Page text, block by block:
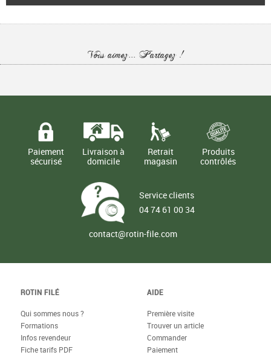
Vous aimez... Partagez !
Paiement
sécurisé
Livraison à
domicile
Retrait
magasin
Produits
contrôlés
Service clients
04 74 61 00 34
contact@rotin-file.com
ROTIN FILÉ
Qui sommes nous ?
Formations
Infos revendeur
Fiche tarifs PDF
AIDE
Première visite
Trouver un article
Commander
Paiement